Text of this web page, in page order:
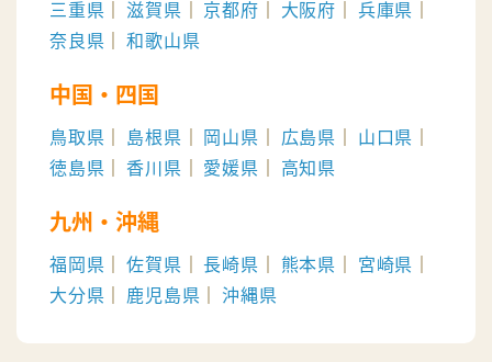
三重県 滋賀県 京都府 大阪府
兵庫県
奈良県
和歌山県
中国・四国
鳥取県 島根県 岡山県 広島県
山口県
徳島県
香川県 愛媛県 高知県
九州・沖縄
福岡県 佐賀県 長崎県 熊本県
宮崎県
大分県
鹿児島県 沖縄県